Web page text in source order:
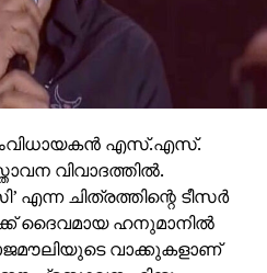
എസ്.എസ്.
വിവാദത്തില്‍.
എന്ന ചിത്രത്തിന്റെ ടീസര്‍
ദൈവമായ ഹനുമാനില്‍
വാക്കുകളാണ്